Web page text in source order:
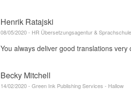
Henrik Ratajski
08/05/2020 - HR Übersetzungsagentur &
You always deliver good translations very
Becky Mitchell
14/02/2020 - Green Ink Publishing Services - Hallow